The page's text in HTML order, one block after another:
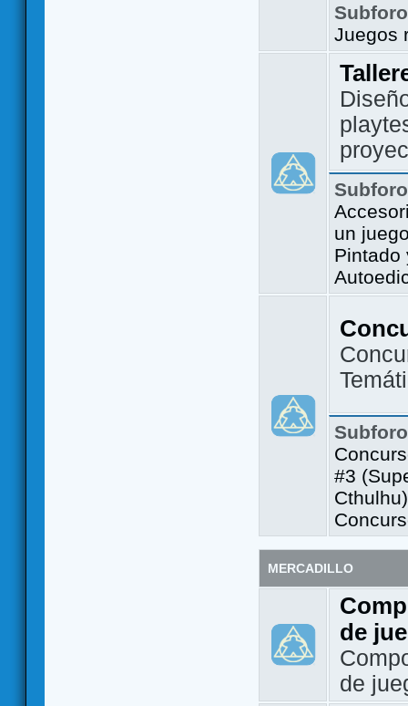
Juegos
un
Pintado
#3
Cthulhu)
MERCADILLO
de
de